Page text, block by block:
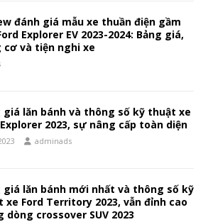
đánh giá mẫu xe thuần điện gầm
Explorer EV 2023-2024: Bảng giá,
cơ và tiện nghi xe
giá lăn bánh và thông số kỹ thuật xe
2023, sự nâng cấp toàn diện
adminads
giá lăn bánh mới nhất và thông số kỹ
xe Ford Territory 2023, vẫn đỉnh cao
dòng crossover SUV 2023